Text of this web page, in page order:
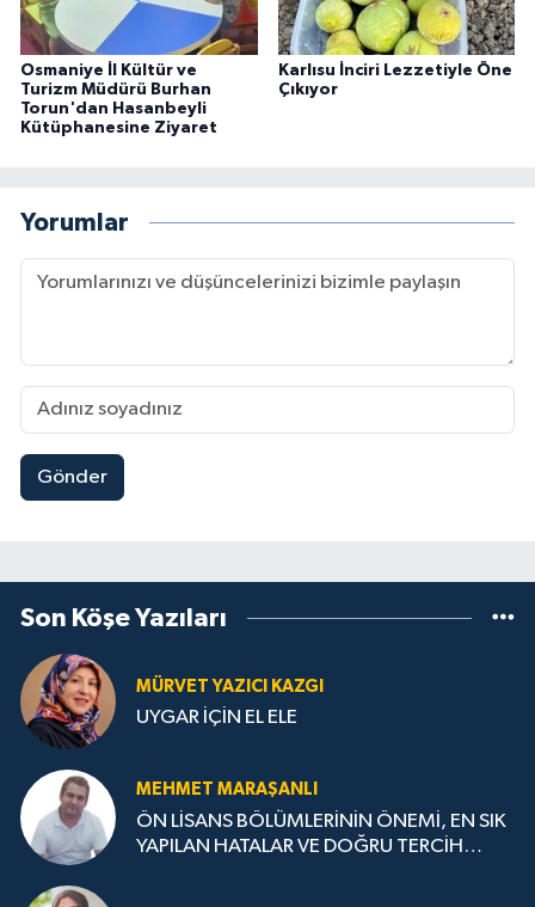
Osmaniye İl Kültür ve
Turizm Müdürü Burhan
Torun'dan Hasanbeyli
Kütüphanesine Ziyaret
Karlısu İnciri Lezzetiyle Öne
Çıkıyor
Yorumlar
Gönder
Son Köşe Yazıları
MÜRVET YAZICI KAZGI
UYGAR İÇİN EL ELE
MEHMET MARAŞANLI
ÖN LİSANS BÖLÜMLERİNİN ÖNEMİ, EN SIK
YAPILAN HATALAR VE DOĞRU TERCİH